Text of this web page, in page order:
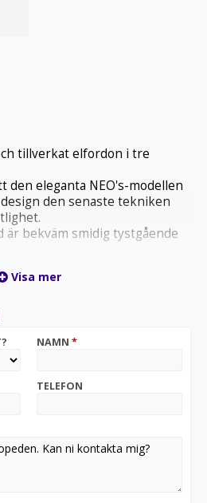
tillverkat elfordon i tre
den eleganta NEO's-modellen
den senaste tekniken
är bekväm smidig tystgående
kontrollerbar acceleration
Visa mer
NAMN *
TELEFON